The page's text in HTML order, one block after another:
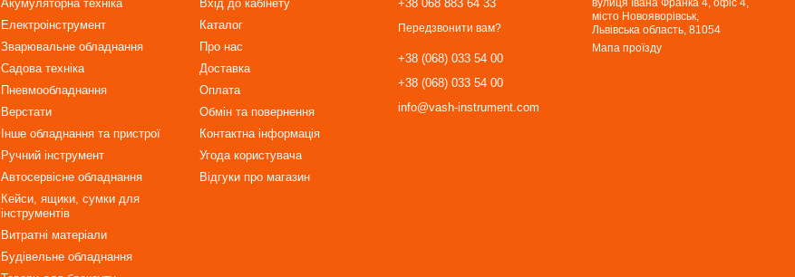
Акумуляторна техніка
Електроінструмент
Зварювальне обладнання
Садова техніка
Пневмообладнання
Верстати
Інше обладнання та пристрої
Ручний інструмент
Автосервісне обладнання
Кейси, ящики, сумки для
інструментів
Витратні матеріали
Будівельне обладнання
Вхід до кабінету
Каталог
Про нас
Доставка
Оплата
Обмін та повернення
Контактна інформація
Угода користувача
Відгуки про магазин
+38 068 883 64 33
Передзвонити вам?
+38 (068) 033 54 00
+38 (068) 033 54 00
info@vash-instrument.com
вулиця Івана Франка 4, офіс 4,
місто Новояворівськ,
Львівська область, 81054​​​​​​​
Мапа проїзду